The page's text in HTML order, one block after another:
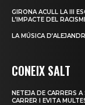
GIRONA ACULL LA III
L’IMPACTE DEL
LA MÚSICA
CONEIX SALT
NETEJA DE CARRERS
CARRER I EVITA